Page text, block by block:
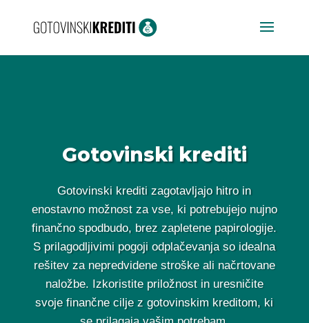
Gotovinski krediti
Gotovinski krediti zagotavljajo hitro in
enostavno možnost za vse, ki potrebujejo nujno
finančno spodbudo, brez zapletene papirologije.
S prilagodljivimi pogoji odplačevanja so idealna
rešitev za nepredvidene stroške ali načrtovane
naložbe. Izkoristite priložnost in uresničite
svoje finančne cilje z gotovinskim kreditom, ki